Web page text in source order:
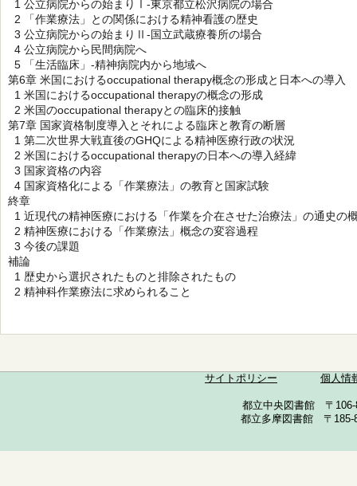
1 公立病院からの始まりⅠ-東京都立松沢病院の場合
2 「作業療法」との関係における精神看護の歴史
3 公立病院からの始まりⅡ-国立武蔵療養所の場合
4 公立病院から民間病院へ
5 「生活臨床」-精神病院内から地域へ
第6章 米国におけるoccupational therapy概念の形成と日本への導入
1 米国におけるoccupational therapyの概念の形成
2 米国のoccupational therapyとの臨床的接触
第7章 国家資格制度導入とそれによる臨床と教育の断層
1 第二次世界大戦直後のGHQによる精神医療行政の状況
2 米国におけるoccupational therapyの日本への導入経緯
3 国家資格の内容
4 国家資格化による「作業療法」の教育と国家試験
終章
1 近現代の精神医療における「作業を介在させた治療法」の通史の
2 精神医療における「作業療法」概念の変容過程
3 今後の課題
補論
1 歴史から選択されたものと排除されたもの
2 精神科作業療法に求められること
サイトポリシー 個人情
都立中央図書館 〒
都立多摩図書館 〒185-